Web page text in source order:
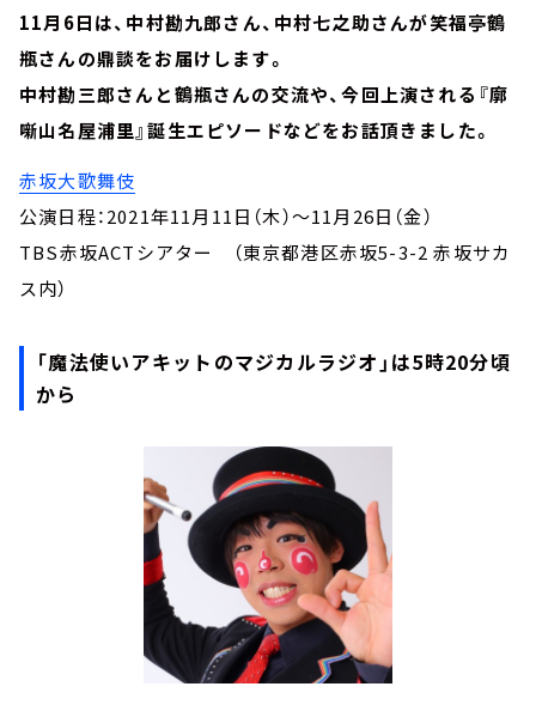
11月6日は、中村勘九郎さん、中村七之助さんが笑福亭鶴
瓶さんの鼎談をお届けします。
中村勘三郎さんと鶴瓶さんの交流や、今回上演される『廓
噺山名屋浦里』誕生エピソードなどをお話頂きました。
赤坂大歌舞伎
公演日程：2021年11月11日（木）～11月26日（金）
TBS赤坂ACTシアター （東京都港区赤坂5-3-2 赤坂サカ
ス内）
「魔法使いアキットのマジカルラジオ」は5時20分頃
から